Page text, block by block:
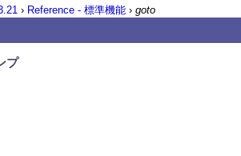
› Reference - 標準機能 › goto
プ